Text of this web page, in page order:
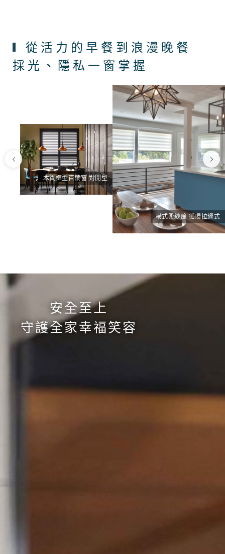
從活力的早餐到浪漫晚餐
採光、隱私一窗掌握
木質框型百葉窗 對開型
橫式柔紗簾 循環拉繩式
安全至上
守護全家幸福笑容